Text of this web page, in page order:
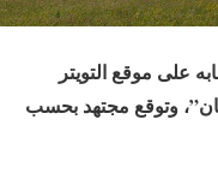
على موقع التويتر
وتوقع مجتهد بحسب